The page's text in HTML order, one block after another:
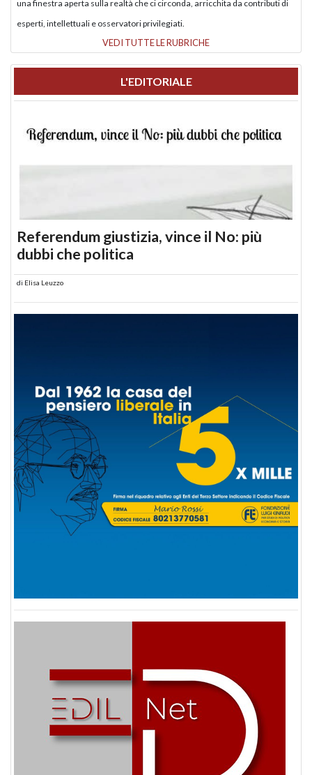
una finestra aperta sulla realtà che ci circonda, arricchita da contributi di
esperti, intellettuali e osservatori privilegiati.
VEDI TUTTE LE RUBRICHE
L'EDITORIALE
Referendum giustizia, vince il No: più
dubbi che politica
di Elisa Leuzzo